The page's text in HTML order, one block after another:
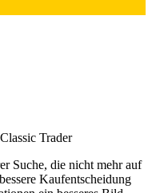
Trader
Suche, die nicht mehr auf
Kaufentscheidung